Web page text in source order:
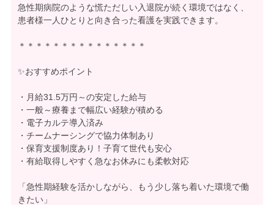
急性期病院のような慌ただしい入退院が続く環境ではなく、
患者様一人ひとりと向き合った看護を実践できます。
＊＊＊＊＊＊＊＊＊＊＊＊＊＊＊
✨おすすめポイント
・月給31.5万円～の安定した給与
・一般～療養まで幅広い経験が積める
・電子カルテ導入済み
・チームナーシングで協力体制あり
・保育支援制度あり！子育て世代も安心
・有給取得しやすく急なお休みにも柔軟対応
「急性期経験を活かしながら、もう少し落ち着いた環境で働
きたい」